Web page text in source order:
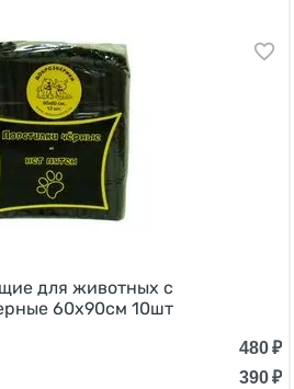
для животных с
60х90см 10шт
480₽
390₽